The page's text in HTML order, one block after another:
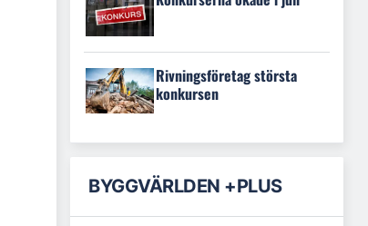
Rivningsföretag största
konkursen
BYGGVÄRLDEN +PLUS